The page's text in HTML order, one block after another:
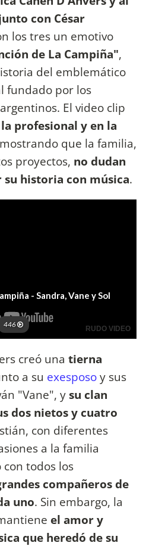
con César
los tres un emotivo
de La Campiña",
del emblemático
fundado por los
El video clip
profesional y en la
que la familia,
proyectos, no dudan
historia con música.
creó una tierna
a su exesposoy sus
"Vane", ysu clan
dos nietos y cuatro
con diferentes
a la familia
todos los
compañeros de
uno. Sin embargo, la
el amor y
que heredó de su